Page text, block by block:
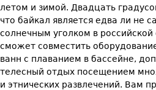
летом и зимой. Двадцать
что байкал является едва ли не
солнечным уголком в
сможет совместить
ванн с плаванием в бассейне,
телесный отдых посещением
и этнических развлечений. Вам